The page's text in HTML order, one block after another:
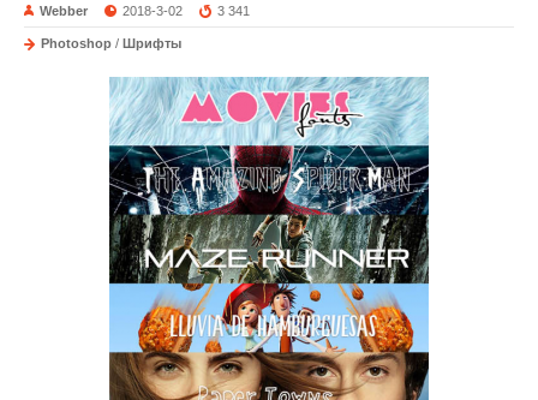
Webber 2018-3-02 3 341
Photoshop / Шрифты